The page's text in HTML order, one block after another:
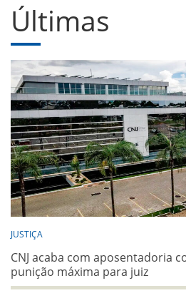
Últimas
JUSTIÇA
CNJ acaba com aposentadoria
punição máxima para juiz